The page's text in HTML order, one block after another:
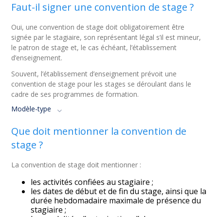
Faut-il signer une convention de stage ?
Oui, une convention de stage doit obligatoirement être
signée par le stagiaire, son représentant légal s’il est mineur,
le patron de stage et, le cas échéant, l’établissement
d’enseignement.
Souvent, l’établissement d’enseignement prévoit une
convention de stage pour les stages se déroulant dans le
cadre de ses programmes de formation.
Modèle-type
Que doit mentionner la convention de
stage ?
La convention de stage doit mentionner :
les activités confiées au stagiaire ;
les dates de début et de fin du stage, ainsi que la
durée hebdomadaire maximale de présence du
stagiaire ;